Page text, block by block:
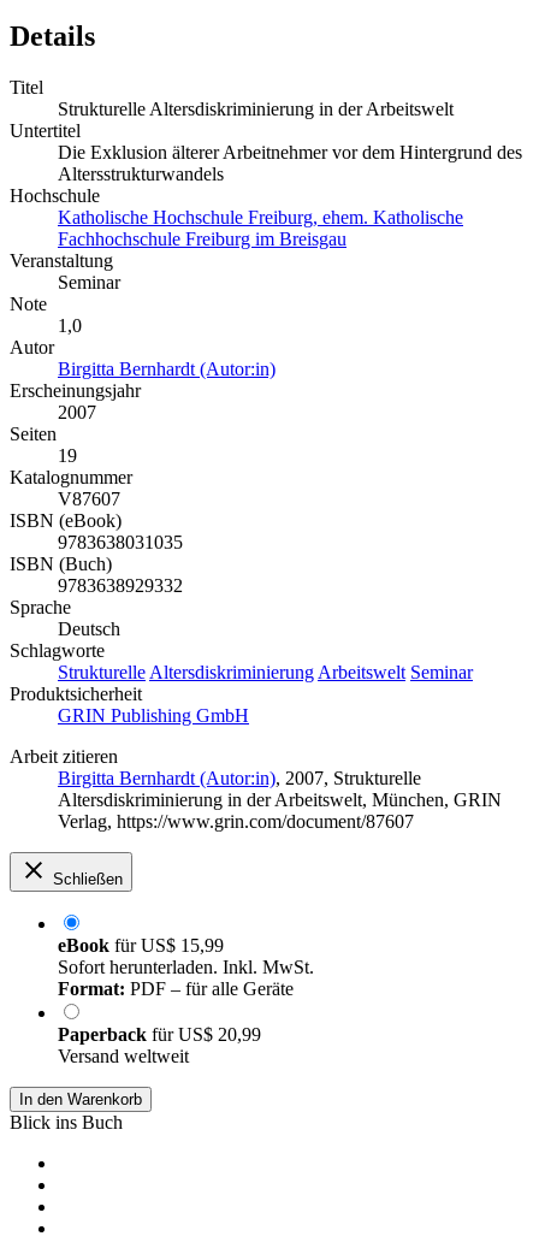
Details
Titel
Strukturelle Altersdiskriminierung in der Arbeitswelt
Untertitel
Die Exklusion älterer Arbeitnehmer vor dem Hintergrund des
Altersstrukturwandels
Hochschule
Katholische Hochschule Freiburg, ehem. Katholische
Fachhochschule Freiburg im Breisgau
Veranstaltung
Seminar
Note
1,0
Autor
Birgitta Bernhardt (Autor:in)
Erscheinungsjahr
2007
Seiten
19
Katalognummer
V87607
ISBN (eBook)
9783638031035
ISBN (Buch)
9783638929332
Sprache
Deutsch
Schlagworte
Strukturelle Altersdiskriminierung Arbeitswelt Seminar
Produktsicherheit
GRIN Publishing GmbH
Arbeit zitieren
Birgitta Bernhardt (Autor:in), 2007, Strukturelle
Altersdiskriminierung in der Arbeitswelt, München, GRIN
Verlag, https://www.grin.com/document/87607
Schließen
eBook fürUS$ 15,99
Sofort herunterladen. Inkl. MwSt.
Format: PDF – für alle Geräte
Paperback fürUS$ 20,99
Versand weltweit
In den Warenkorb
Blick ins Buch